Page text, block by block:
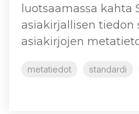
luotsaamassa kahta
asiakirjallisen tiedon
asiakirjojen
metatiedot standardi